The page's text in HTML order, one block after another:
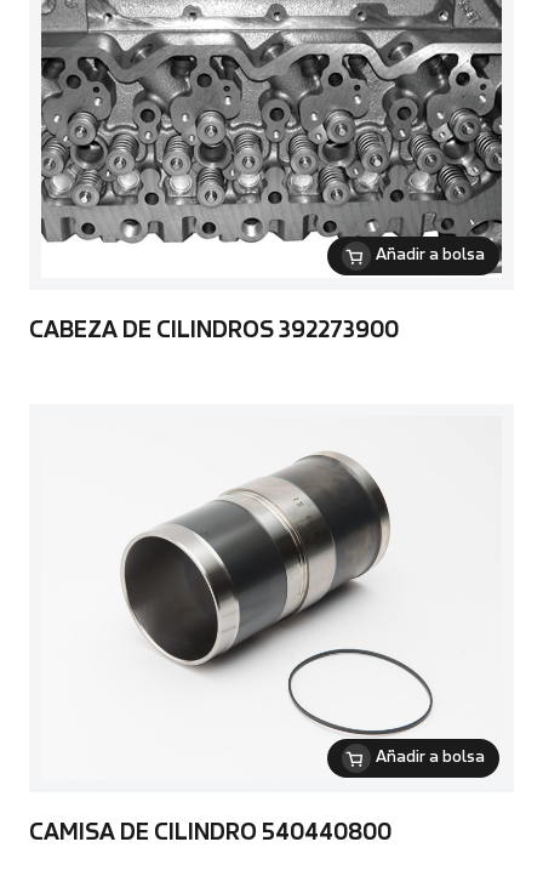
Añadir a bolsa
CABEZA DE CILINDROS 392273900
Añadir a bolsa
CAMISA DE CILINDRO 540440800